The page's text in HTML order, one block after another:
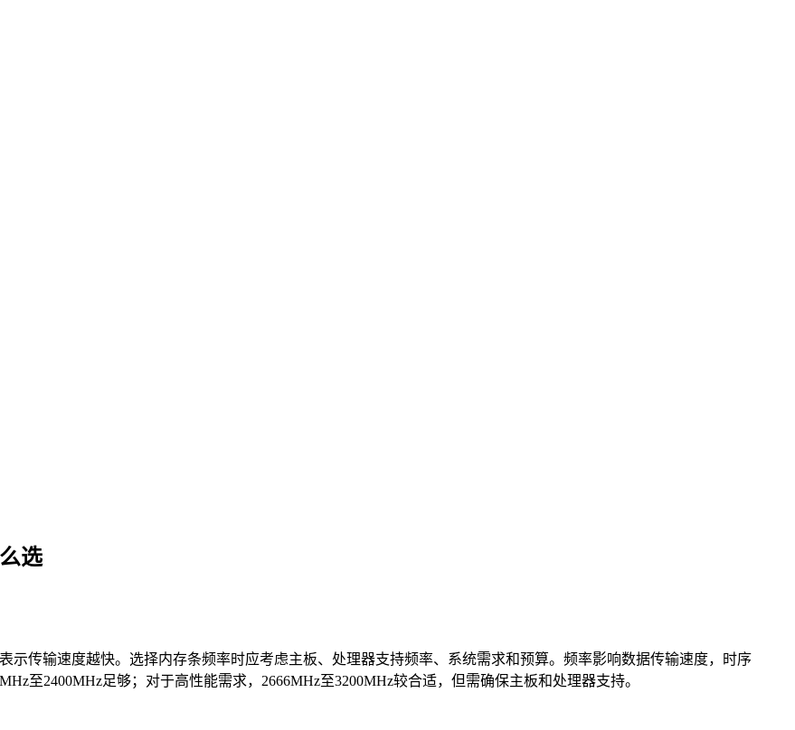
选
示传输速度越快。选择内存条频率时应考虑主板、处理器支持频率、系统需求和预算。频率影响数据传输速度，时序
至2400MHz足够；对于高性能需求，2666MHz至3200MHz较合适，但需确保主板和处理器支持。